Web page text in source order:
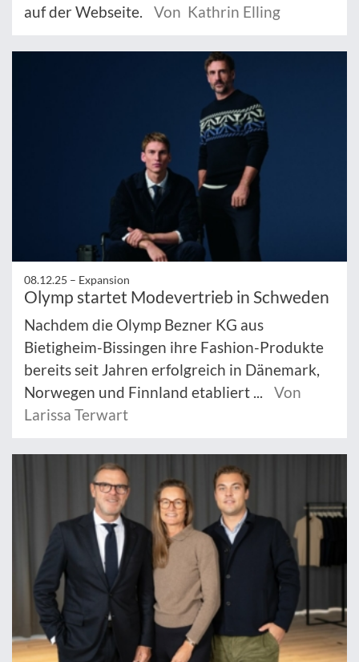
auf der Webseite.
Von Kathrin Elling
08.12.25 – Expansion
Olymp startet Modevertrieb in Schweden
Nachdem die Olymp Bezner KG aus
Bietigheim-Bissingen ihre Fashion-Produkte
bereits seit Jahren erfolgreich in Dänemark,
Norwegen und Finnland etabliert ...
Von
Larissa Terwart